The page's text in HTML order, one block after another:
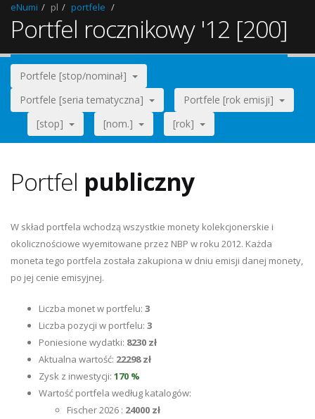
eNumi pl portfele
Portfel rocznikowy '12 [200]
Portfele [stop/nominał]
Portfele [seria tematyczna]
Portfele [rok emisji]
[stop]
[nom.] [rok]
Portfel publiczny
W skład portfela wchodzą wszystkie monety kolekcjonerskie i
okolicznościowe wyemitowane przez NBP w roku 2012. Każda
moneta tego portfela została zakupiona w dniu emisji danej monety,
po jej cenie emisyjnej.
Liczba monet w portfelu: 3
Liczba pozycji w portfelu: 3
Poniesione wydatki: 8230 zł
Aktualna wartość: 22298 zł
Zysk z inwestycji: 170 %
Wartość portfela według katalogów:
Fischer 2026 : 24000 zł